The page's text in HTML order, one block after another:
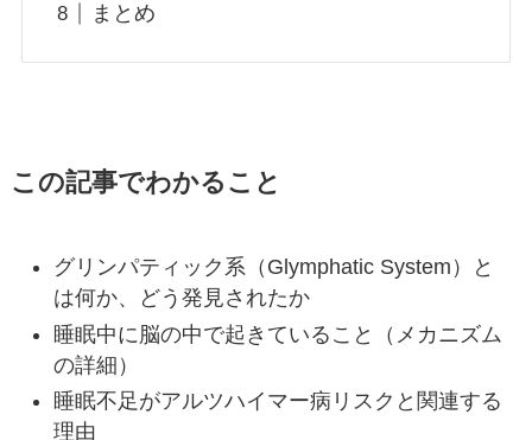
まとめ
この記事でわかること
グリンパティック系（Glymphatic System）と
は何か、どう発見されたか
睡眠中に脳の中で起きていること（メカニズム
の詳細）
睡眠不足がアルツハイマー病リスクと関連する
理由